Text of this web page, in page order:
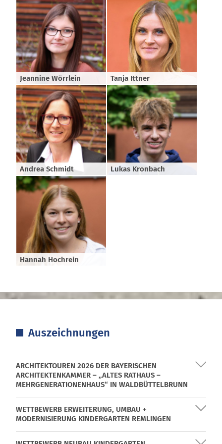
Jeannine Wörrlein Tanja Ittner
Andrea Schmidt Lukas Kronbach
Hannah Hochrein
Auszeichnungen
ARCHITEKTOUREN 2026 DER BAYERISCHEN
ARCHITEKTENKAMMER – „ALTES RATHAUS –
MEHRGENERATIONENHAUS“ IN WALDBÜTTELBRUNN
Architektenkammer nominierte das
Mehrgenerationenhaus „Altes Rathaus“ in
Waldbüttelbrunn für die Architektouren 2026. Wir freuen
WETTBEWERB ERWEITERUNG, UMBAU +
MODERNISIERUNG KINDERGARTEN REMLINGEN